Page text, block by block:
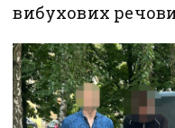
вибухових